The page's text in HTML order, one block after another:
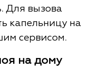
Для вызова
капельницу на
сервисом.
на дому